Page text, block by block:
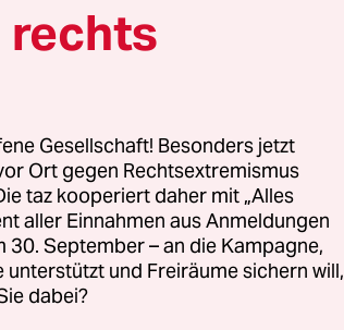
wurden,
Situation.
Somalia
italienischen
der Konvoi
Die
und -
rechts
Gesellschaft! Besonders jetzt
Ort gegen Rechtsextremismus
taz kooperiert daher mit „Alles
aller Einnahmen aus Anmeldungen
30. September – an die Kampagne,
und Freiräume sichern will,
dabei?